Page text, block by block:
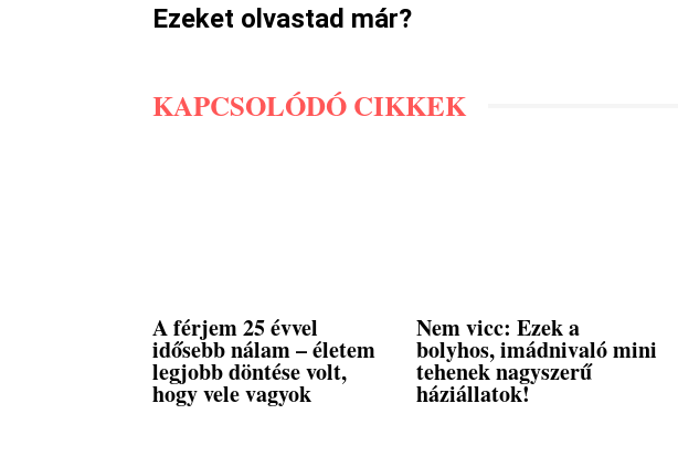
Ezeket olvastad már?
KAPCSOLÓDÓ CIKKEK
A férjem 25 évvel
idősebb nálam – életem
legjobb döntése volt,
hogy vele vagyok
Nem vicc: Ezek a
bolyhos, imádnivaló mini
tehenek nagyszerű
háziállatok!